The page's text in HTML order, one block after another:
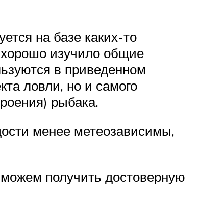
на базе каких-то
хорошо изучило общие
в приведенном
ловли, но и самого
рыбака.
менее метеозависимы,
получить достоверную